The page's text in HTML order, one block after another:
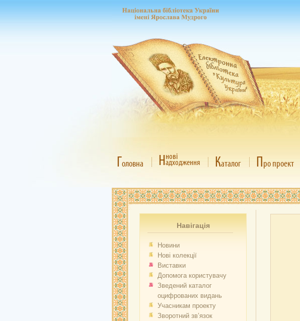
Головна Ннові
адходження Каталог Про проект
Навігація
Новини
Нові колекції
Виставки
Допомога користувачу
Зведений каталог
оцифрованих видань
Учасникам проекту
Зворотний зв’язок